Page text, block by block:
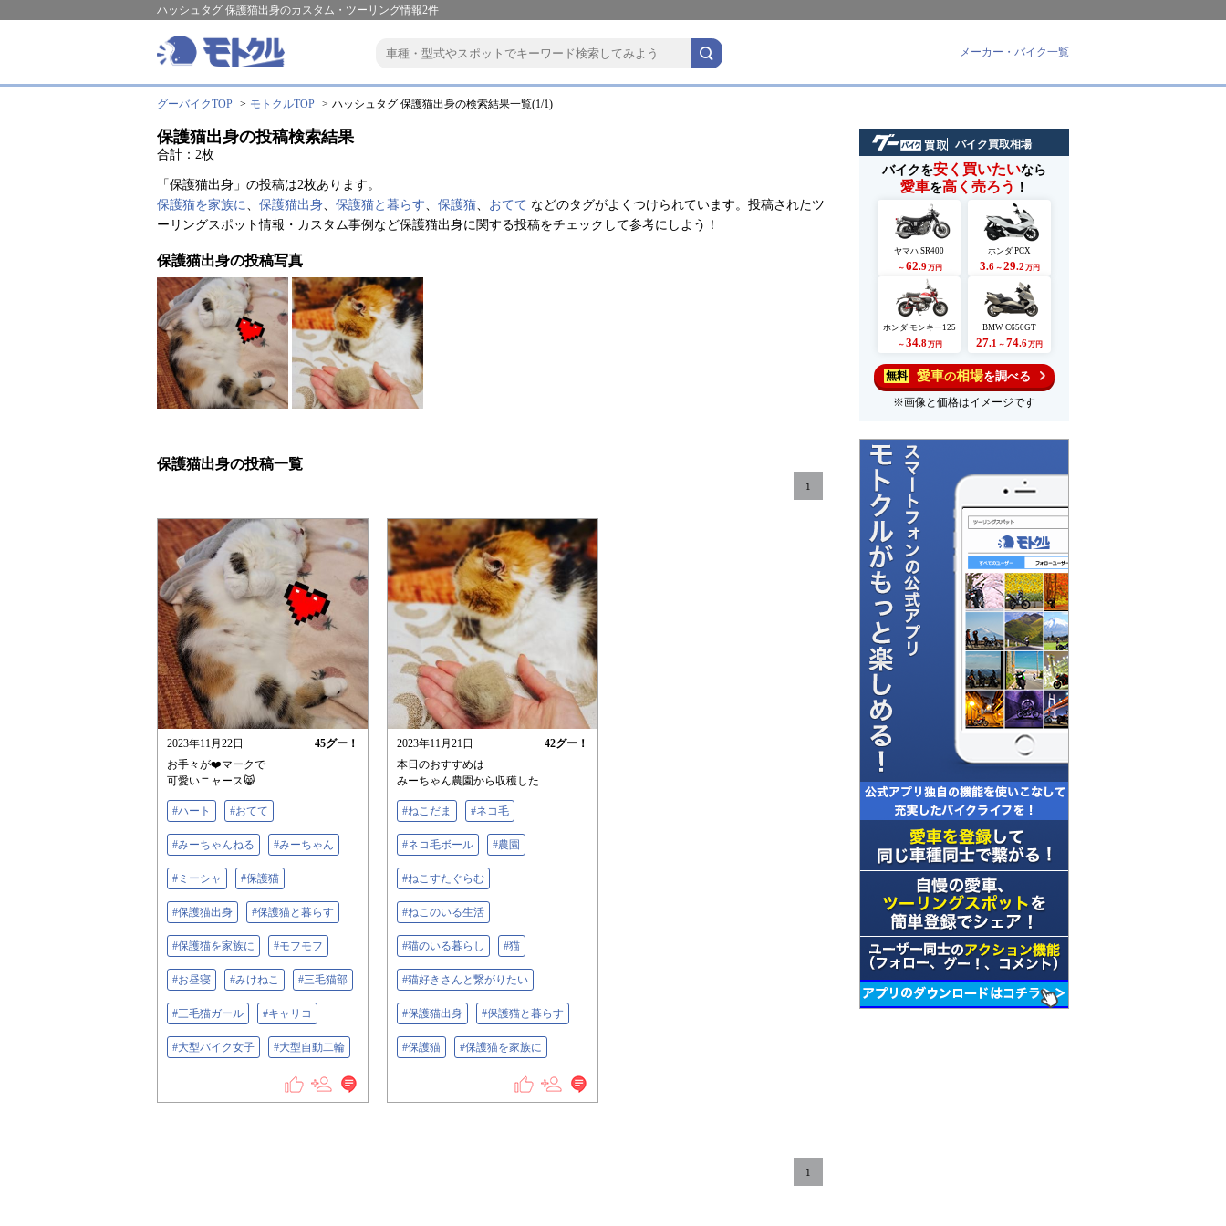
ハッシュタグ 保護猫出身のカスタム・ツーリング情報2件
メーカー・バイク一覧
グーバイクTOP モトクルTOP ハッシュタグ 保護猫出身の検索結果一覧(1/1)
保護猫出身の投稿検索結果
合計：2枚
「保護猫出身」の投稿は2枚あります。
保護猫を家族に、 保護猫出身、 保護猫と暮らす、 保護猫、 おてて などのタグがよくつけられています。投稿されたツ
ーリングスポット情報・カスタム事例など保護猫出身に関する投稿をチェックして参考にしよう！
保護猫出身の投稿写真
保護猫出身の投稿一覧
1
2023年11月22日 45グー！
お手々が❤️マークで
可愛いニャース😸
#ハート #おてて
#みーちゃんねる #みーちゃん
#ミーシャ #保護猫
#保護猫出身 #保護猫と暮らす
#保護猫を家族に #モフモフ
#お昼寝 #みけねこ #三毛猫部
#三毛猫ガール #キャリコ
#大型バイク女子 #大型自動二輪
2023年11月21日 42グー！
本日のおすすめは
みーちゃん農園から収穫した
#ねこだま #ネコ毛
#ネコ毛ボール #農園
#ねこすたぐらむ
#ねこのいる生活
#猫のいる暮らし #猫
#猫好きさんと繋がりたい
#保護猫出身 #保護猫と暮らす
#保護猫 #保護猫を家族に
1
バイク買取相場
バイクを安く買いたいなら
愛車を高く売ろう ！
ヤマハ SR400
～ 62.9 万円
ホンダ PCX
3.6 ～ 29.2 万円
ホンダ モンキー125
～ 34.8万円
BMW C650GT
27.1 ～ 74.6万円
無料 愛車の相場を調べる
※画像と価格はイメージです